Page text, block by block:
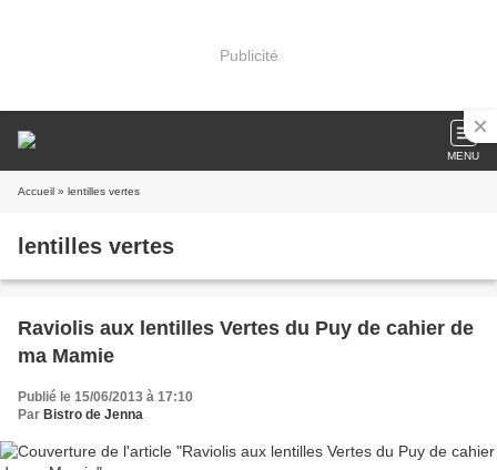
Publicité
MENU
Accueil » lentilles vertes
lentilles vertes
Raviolis aux lentilles Vertes du Puy de cahier de
ma Mamie
Publié le 15/06/2013 à 17:10
Par Bistro de Jenna